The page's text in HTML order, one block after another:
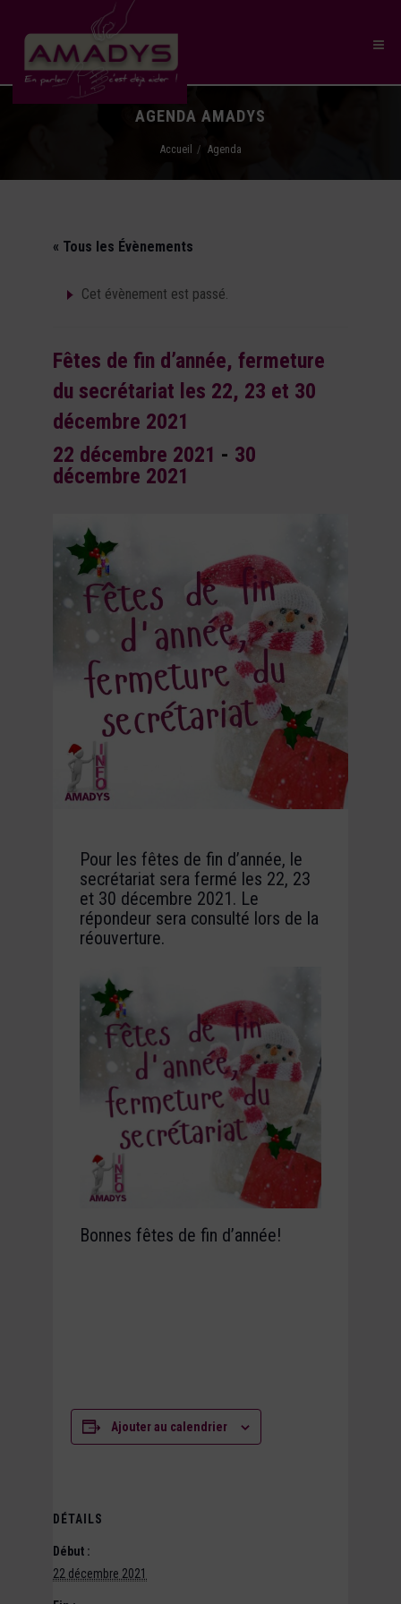
AGENDA AMADYS
Accueil Agenda
« Tous les Évènements
Cet évènement est passé.
Fêtes de fin d’année, fermeture
du secrétariat les 22, 23 et 30
décembre 2021
22 décembre 2021 - 30
décembre 2021
Pour les fêtes de fin d’année, le
secrétariat sera fermé les 22, 23
et 30 décembre 2021. Le
répondeur sera consulté lors de la
réouverture.
Bonnes fêtes de fin d’année!
Ajouter au calendrier
DÉTAILS
Début :
22 décembre 2021